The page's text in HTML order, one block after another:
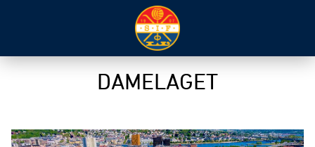
DAMELAGET